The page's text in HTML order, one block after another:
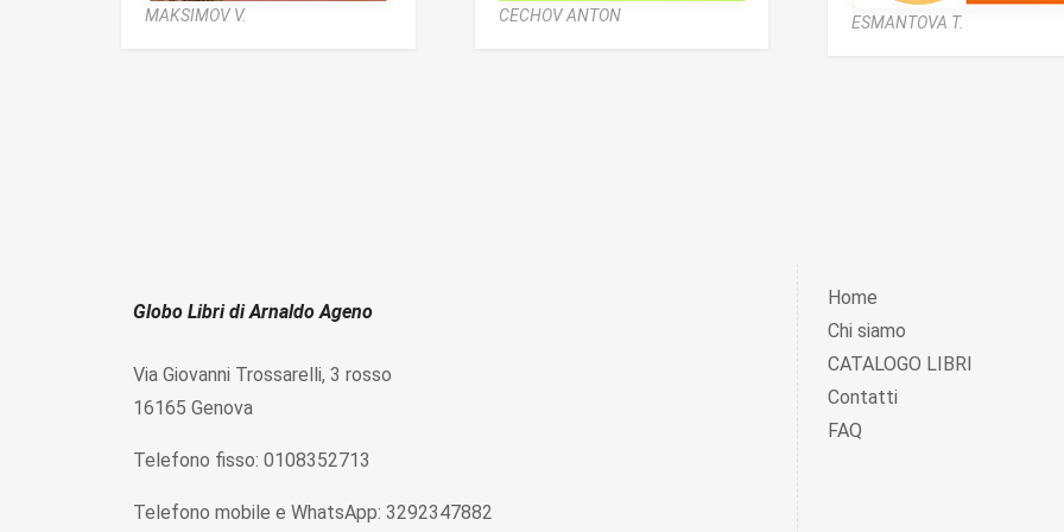
MAKSIMOV V. CECHOV ANTON ESMANTOVA T.
Globo Libri di Arnaldo Ageno
Via Giovanni Trossarelli, 3 rosso
16165 Genova
Telefono fisso: 0108352713
Telefono mobile e WhatsApp: 3292347882
Home
Chi siamo
CATALOGO LIBRI
Contatti
FAQ